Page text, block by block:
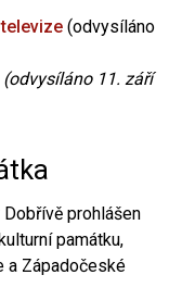
(odvysíláno
(odvysíláno 11. září
prohlášen
památku,
a Západočeské